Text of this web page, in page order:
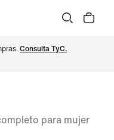
Consulta TyC.
para mujer